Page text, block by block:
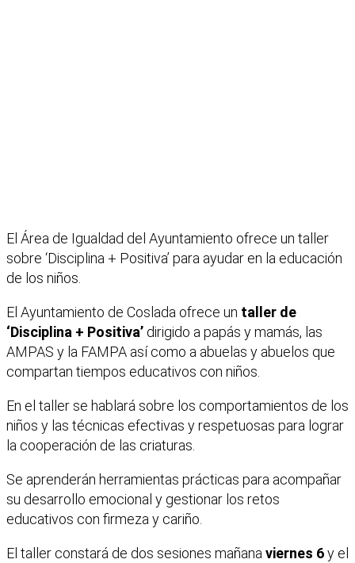
El Área de Igualdad del Ayuntamiento ofrece un taller
sobre ‘Disciplina + Positiva’ para ayudar en la educación
de los niños.
El Ayuntamiento de Coslada ofrece un taller de
‘Disciplina + Positiva’ dirigido a papás y mamás, las
AMPAS y la FAMPA así como a abuelas y abuelos que
compartan tiempos educativos con niños.
En el taller se hablará sobre los comportamientos de los
niños y las técnicas efectivas y respetuosas para lograr
la cooperación de las criaturas.
Se aprenderán herramientas prácticas para acompañar
su desarrollo emocional y gestionar los retos
educativos con firmeza y cariño.
El taller constará de dos sesiones mañanaviernes 6y el